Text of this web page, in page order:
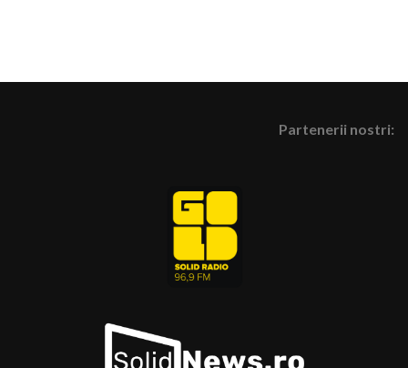
Partenerii nostri: